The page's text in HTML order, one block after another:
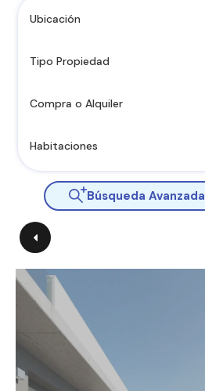
Ubicación
Tipo Propiedad
Compra o Alquiler
Habitaciones
Búsqueda Avanzada